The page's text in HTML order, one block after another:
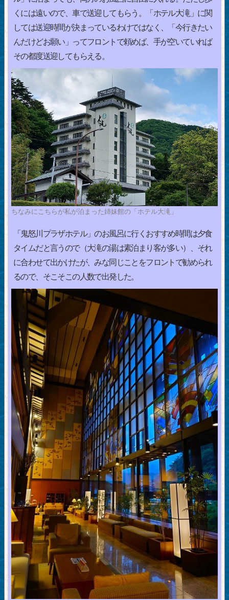
くには遠いので、車で送迎してもらう。「ホテル大滝」に関
しては送迎時間が決まっているわけではなく、「今行きたい
んだけどお願い」ってフロントで頼めば、手が空いていれば
その都度送迎してもらえる。
ちなみにこちらが私が泊まった姉妹館の「ホテル大滝」
「鬼怒川プラザホテル」のお風呂に行くおすすめ時間は夕食
タイムだと言うので（大滝の湯は素泊まり客が多い）、それ
に合わせて出かけたが、みな同じことをフロントで勧められ
るので、そこそこの人数で出発した。